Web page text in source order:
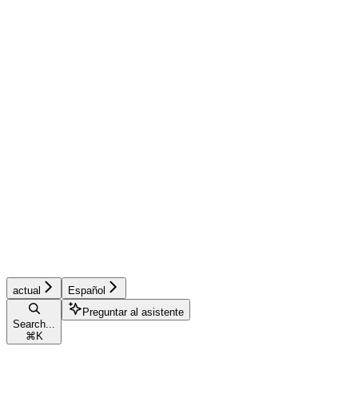
actual Español
Search...
⌘ K
Preguntar al asistente